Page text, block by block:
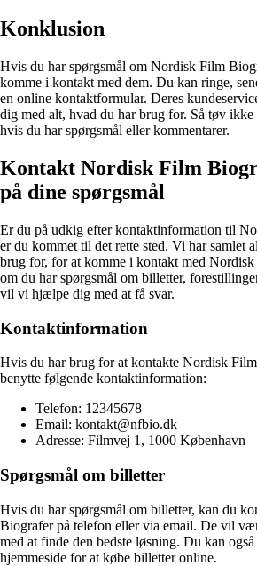
Konklusion
Hvis du har spørgsmål om Nordisk Film
komme i kontakt med dem. Du kan ringe,
en online kontaktformular. Deres
dig med alt, hvad du har brug for. Så tøv
hvis du har spørgsmål eller kommentarer.
Kontakt Nordisk Film
på dine spørgsmål
Er du på udkig efter kontaktinformation til
er du kommet til det rette sted. Vi har samlet
brug for, for at komme i kontakt med
om du har spørgsmål om billetter,
vil vi hjælpe dig med at få svar.
Kontaktinformation
Hvis du har brug for at kontakte Nordisk
benytte følgende kontaktinformation:
Telefon: 12345678
Email: kontakt@nfbio.dk
Adresse: Filmvej 1, 1000 København
Spørgsmål om billetter
Hvis du har spørgsmål om billetter, kan du
Biografer på telefon eller via email. De vil
med at finde den bedste løsning. Du kan også
hjemmeside for at købe billetter online.